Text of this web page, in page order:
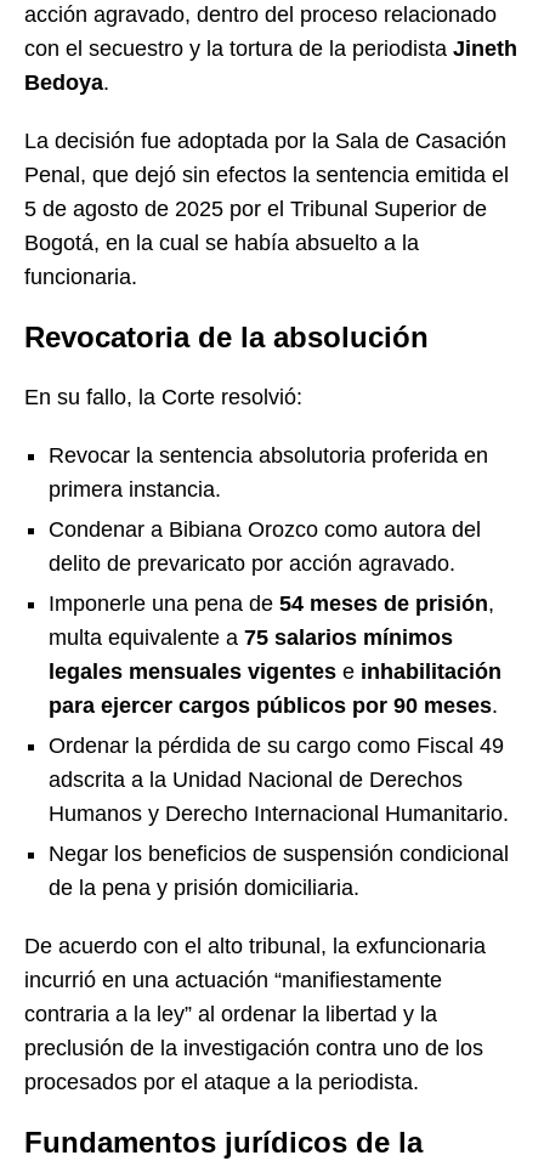
acción agravado, dentro del proceso relacionado
con el secuestro y la tortura de la periodista Jineth
Bedoya.
La decisión fue adoptada por la Sala de Casación
Penal, que dejó sin efectos la sentencia emitida el
5 de agosto de 2025 por el Tribunal Superior de
Bogotá, en la cual se había absuelto a la
funcionaria.
Revocatoria de la absolución
En su fallo, la Corte resolvió:
Revocar la sentencia absolutoria proferida en
primera instancia.
Condenar a Bibiana Orozco como autora del
delito de prevaricato por acción agravado.
Imponerle una pena de 54 meses de prisión,
multa equivalente a 75 salarios mínimos
legales mensuales vigentes e inhabilitación
para ejercer cargos públicos por 90 meses.
Ordenar la pérdida de su cargo como Fiscal 49
adscrita a la Unidad Nacional de Derechos
Humanos y Derecho Internacional Humanitario.
Negar los beneficios de suspensión condicional
de la pena y prisión domiciliaria.
De acuerdo con el alto tribunal, la exfuncionaria
incurrió en una actuación “manifiestamente
contraria a la ley” al ordenar la libertad y la
preclusión de la investigación contra uno de los
procesados por el ataque a la periodista.
Fundamentos jurídicos de la